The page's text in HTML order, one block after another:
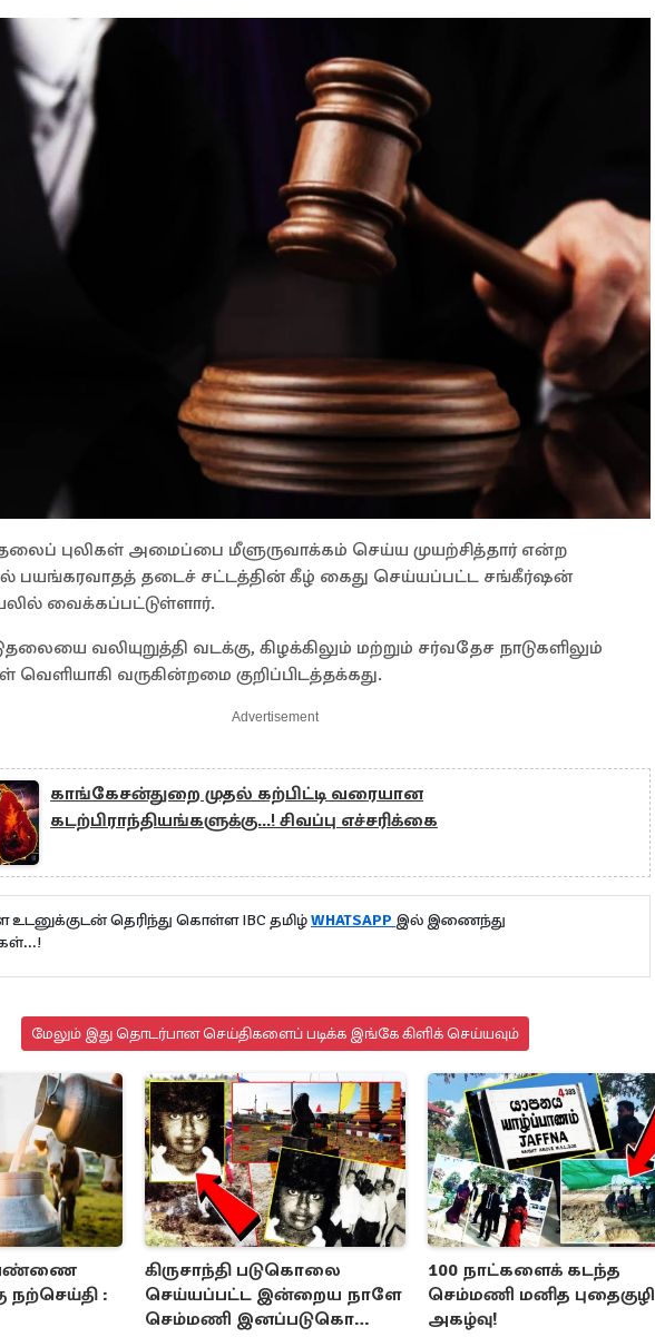
புலிகள் அமைப்பை மீளுருவாக்கம் செய்ய முயற்சித்தார் என்ற
பயங்கரவாதத் தடைச் சட்டத்தின் கீழ் கைது செய்யப்பட்ட சங்கீர்ஷன்
வைக்கப்பட்டுள்ளார்.
வலியுறுத்தி வடக்கு, கிழக்கிலும் மற்றும் சர்வதேச நாடுகளிலும்
வருகின்றமை குறிப்பிடத்தக்கது.
Advertisement
காங்கேசன்துறை முதல் கற்பிட்டி வரையான
கடற்பிராந்தியங்களுக்கு...! சிவப்பு எச்சரிக்கை
தெரிந்து கொள்ள IBC தமிழ்WHATSAPP இல் இணைந்து
மேலும் இது தொடர்பான செய்திகளைப் படிக்க இங்கே கிளிக் செய்யவும்
நற்செய்தி :
கிருசாந்தி படுகொலை
செய்யப்பட்ட இன்றைய நாளே
செம்மணி இனப்படுகொலை
100 நாட்களைக் கடந்த
செம்மணி மனித புதைகுழி
அகழ்வு!